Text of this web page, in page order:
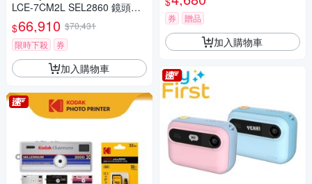
LCE-7CM2L SEL2860 鏡頭組
(公司貨 保固18+6個月)
$66,910 $70,431
限時下殺
券
加入購物車
券 贈品
加入購物車